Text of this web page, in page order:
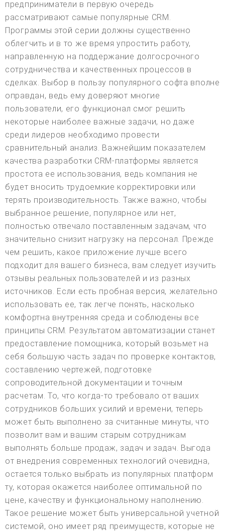
предприниматели в первую очередь
рассматривают самые популярные CRM.
Программы этой серии должны существенно
облегчить и в то же время упростить работу,
направленную на поддержание долгосрочного
сотрудничества и качественных процессов в
сделках. Выбор в пользу популярного софта вполне
оправдан, ведь ему доверяют многие
пользователи, его функционал смог решить
некоторые наиболее важные задачи, но даже
среди лидеров необходимо провести
сравнительный анализ. Важнейшим показателем
качества разработки CRM-платформы является
простота ее использования, ведь компания не
будет вносить трудоемкие корректировки или
терять производительность. Также важно, чтобы
выбранное решение, популярное или нет,
полностью отвечало поставленным задачам, что
значительно снизит нагрузку на персонал. Прежде
чем решить, какое приложение лучше всего
подходит для вашего бизнеса, вам следует изучить
отзывы реальных пользователей и из разных
источников. Если есть пробная версия, желательно
использовать ее, так легче понять, насколько
комфортна внутренняя среда и соблюдены все
принципы CRM. Результатом автоматизации станет
предоставление помощника, который возьмет на
себя большую часть задач по проверке контактов,
составлению чертежей, подготовке
сопроводительной документации и точным
расчетам. То, что когда-то требовало от ваших
сотрудников больших усилий и времени, теперь
может быть выполнено за считанные минуты, что
позволит вам и вашим старым сотрудникам
выполнять больше продаж, задач и задач. Выгода
от внедрения современных технологий очевидна,
остается только выбрать из популярных платформ
ту, которая окажется наиболее оптимальной по
цене, качеству и функциональному наполнению.
Такое решение может быть универсальной учетной
системой, оно имеет ряд преимуществ, которые не